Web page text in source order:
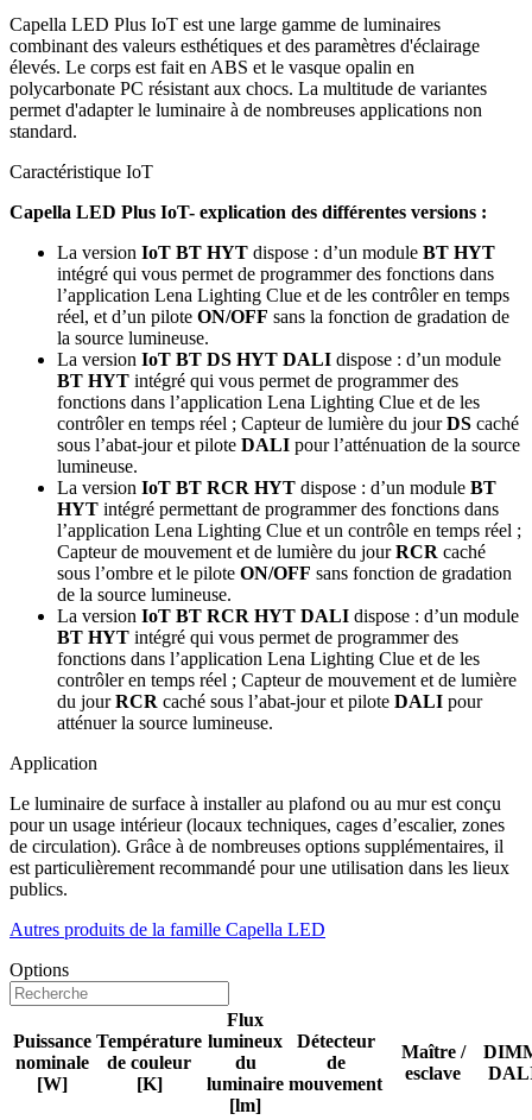
Capella LED Plus IoT est une large gamme de luminaires
combinant des valeurs esthétiques et des paramètres d'éclairage
élevés. Le corps est fait en ABS et le vasque opalin en
polycarbonate PC résistant aux chocs. La multitude de variantes
permet d'adapter le luminaire à de nombreuses applications non
standard.
Caractéristique IoT
Capella LED Plus IoT- explication des différentes versions :
La version IoT BT HYT dispose : d’un module BT HYT
intégré qui vous permet de programmer des fonctions dans
l’application Lena Lighting Clue et de les contrôler en temps
réel, et d’un pilote ON/OFF sans la fonction de gradation de
la source lumineuse.
La version IoT BT DS HYT DALI dispose : d’un module
BT HYT intégré qui vous permet de programmer des
fonctions dans l’application Lena Lighting Clue et de les
contrôler en temps réel ; Capteur de lumière du jourDS caché
sous l’abat-jour et pilote DALI pour l’atténuation de la source
lumineuse.
La version IoT BT RCR HYT dispose : d’un module BT
HYT intégré permettant de programmer des fonctions dans
l’application Lena Lighting Clue et un contrôle en temps réel ;
Capteur de mouvement et de lumière du jourRCR caché
sous l’ombre et le pilote ON/OFF sans fonction de gradation
de la source lumineuse.
La version IoT BT RCR HYT DALI dispose : d’un module
BT HYT intégré qui vous permet de programmer des
fonctions dans l’application Lena Lighting Clue et de les
contrôler en temps réel ; Capteur de mouvement et de lumière
du jourRCR caché sous l’abat-jour et pilote DALI pour
atténuer la source lumineuse.
Application
Le luminaire de surface à installer au plafond ou au mur est conçu
pour un usage intérieur (locaux techniques, cages d’escalier, zones
de circulation). Grâce à de nombreuses options supplémentaires, il
est particulièrement recommandé pour une utilisation dans les lieux
publics.
Autres produits de la famille Capella LED
Options
Puissance
nominale
[W]
Température
de couleur
[K]
Flux
lumineux
du
luminaire
[lm]
Détecteur
de
mouvement
Maître /
esclave